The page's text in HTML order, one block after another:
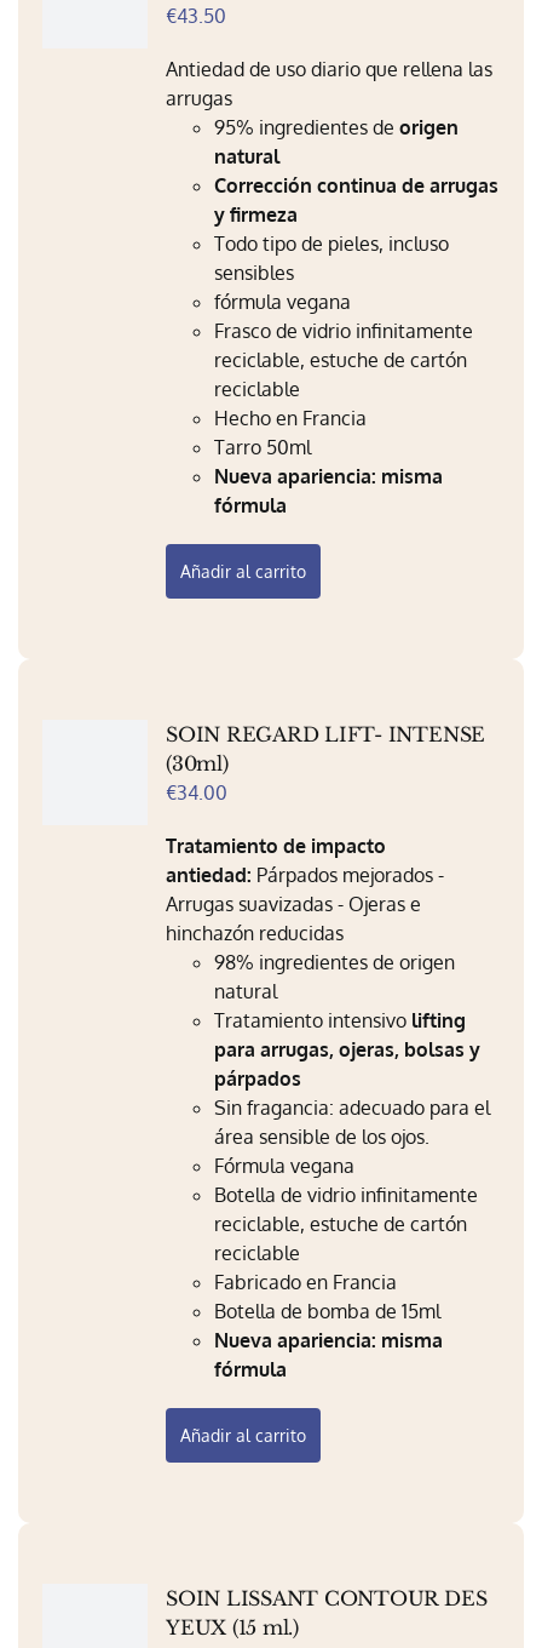
€43.50
Antiedad de uso diario que rellena las
arrugas
95% ingredientes deorigen
natural
Corrección continua de arrugas
y firmeza
Todo tipo de pieles, incluso
sensibles
fórmula vegana
Frasco de vidrio infinitamente
reciclable, estuche de cartón
reciclable
Hecho en Francia
Tarro 50ml
Nueva apariencia: misma
fórmula
Añadir al carrito
SOIN REGARD LIFT- INTENSE
(30ml)
€34.00
Tratamiento de impacto
antiedad: Párpados mejorados -
Arrugas suavizadas - Ojeras e
hinchazón reducidas
98% ingredientes de origen
natural
Tratamiento intensivo lifting
para arrugas, ojeras, bolsas y
párpados
Sin fragancia: adecuado para el
área sensible de los ojos.
Fórmula vegana
Botella de vidrio infinitamente
reciclable, estuche de cartón
reciclable
Fabricado en Francia
Botella de bomba de 15ml
Nueva apariencia: misma
fórmula
Añadir al carrito
SOIN LISSANT CONTOUR DES
YEUX (15 ml.)